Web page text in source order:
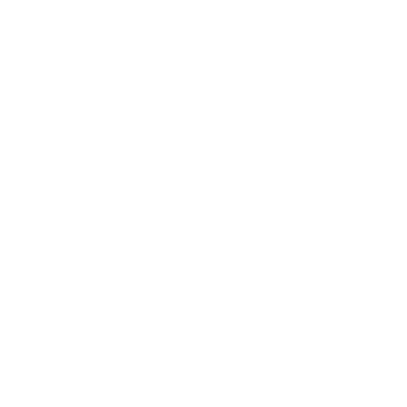
al sistema de dominación capitalista y patriarcal, proponiendo la